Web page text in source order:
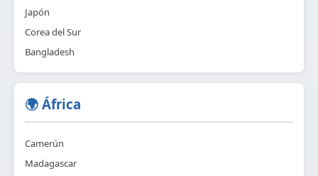
Japón
Corea del Sur
Bangladesh
🌍 África
Camerún
Madagascar